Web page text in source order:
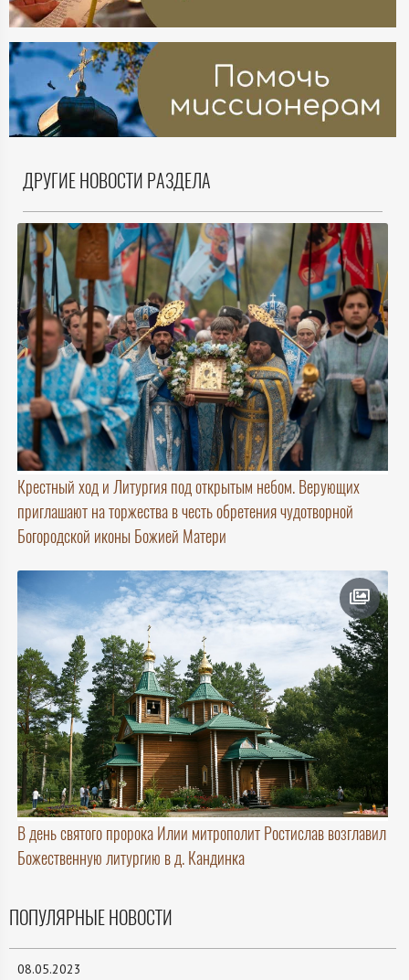
ДРУГИЕ НОВОСТИ РАЗДЕЛА
Крестный ход и Литургия под открытым небом. Верующих
приглашают на торжества в честь обретения чудотворной
Богородской иконы Божией Матери
В день святого пророка Илии митрополит Ростислав возглавил
Божественную литургию в д. Кандинка
ПОПУЛЯРНЫЕ НОВОСТИ
08.05.2023